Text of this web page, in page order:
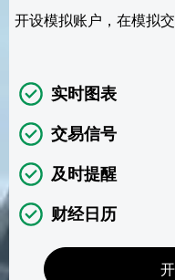
开设模拟账户，在模拟
实时图表
交易信号
及时提醒
财经日历